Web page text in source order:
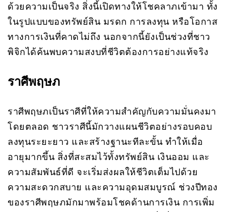
ด้วยความเป็นจริง สิ่งนี้เปิดทางให้โชคลาภเข้ามา ทั้ง
ในรูปแบบของทรัพย์สิน มรดก การลงทุน หรือโอกาส
ทางการเงินที่คาดไม่ถึง นอกจากนี้ยังเป็นช่วงที่ชาว
พิจิกได้ค้นพบความสงบที่ชีวิตต้องการอย่างแท้จริง
ราศีพฤษภ
ราศีพฤษภเป็นราศีที่ให้ความสำคัญกับความมั่นคงมา
โดยตลอด ชาวราศีนี้มักวางแผนชีวิตอย่างรอบคอบ
ลงทุนระยะยาว และสร้างฐานะทีละขั้น ทำให้เมื่อ
อายุมากขึ้น สิ่งที่สะสมไว้ทั้งทรัพย์สิน เงินออม และ
ความสัมพันธ์ที่ดี จะเริ่มส่งผลให้ชีวิตเต็มไปด้วย
ความสะดวกสบาย และความอุดมสมบูรณ์ ช่วงปีทอง
ของราศีพฤษภมักมาพร้อมโชคด้านการเงิน การเพิ่ม